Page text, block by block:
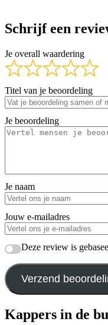
Schrijf een
Je overall waardering
Titel van je beoordeling
Je beoordeling
Je naam
Jouw e-mailadres
Deze review is
Verzend
Kappers in de